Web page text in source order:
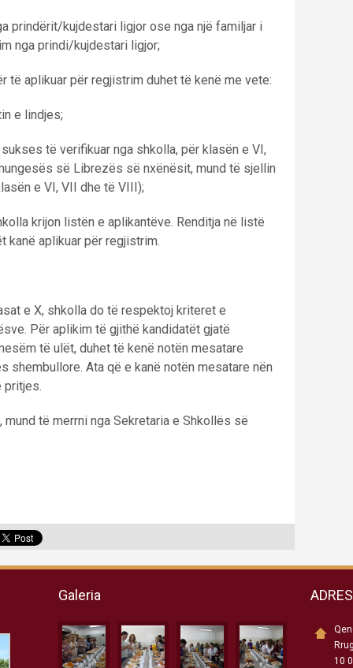
prindërit/kujdestari ligjor ose nga një familjar i
nga prindi/kujdestari ligjor;
të aplikuar për regjistrim duhet të kenë me vete:
e lindjes;
të verifikuar nga shkolla, për klasën e VI,
së Librezës së nxënësit, mund të sjellin
e VI, VII dhe të VIII);
krijon listën e aplikantëve. Renditja në listë
kanë aplikuar për regjistrim.
e X, shkolla do të respektoj kriteret e
Për aplikim të gjithë kandidatët gjatë
të ulët, duhet të kenë notën mesatare
shembullore. Ata që e kanë notën mesatare nën
pritjes.
të merrni nga Sekretaria e Shkollës së
Galeria
10